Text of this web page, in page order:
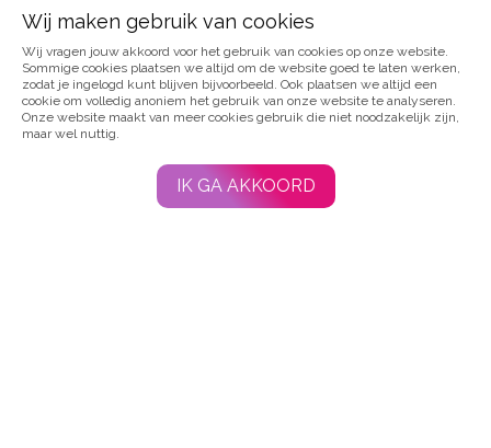
Voor professionals
Wij maken gebruik van cookies
Wij vragen jouw akkoord voor het gebruik van cookies op onze website.
Sommige cookies plaatsen we altijd om de website goed te laten werken,
zodat je ingelogd kunt blijven bijvoorbeeld. Ook plaatsen we altijd een
cookie om volledig anoniem het gebruik van onze website te analyseren.
Onze website maakt van meer cookies gebruik die niet noodzakelijk zijn,
maar wel nuttig.
IK GA AKKOORD